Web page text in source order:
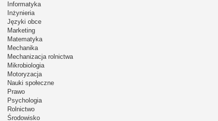
Informatyka
Inżynieria
Języki obce
Marketing
Matematyka
Mechanika
Mechanizacja rolnictwa
Mikrobiologia
Motoryzacja
Nauki społeczne
Prawo
Psychologia
Rolnictwo
Środowisko